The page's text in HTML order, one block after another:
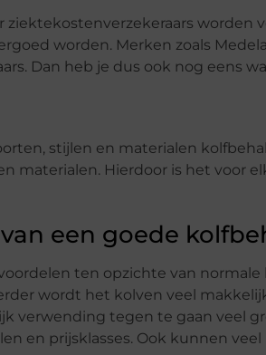
ziektekostenverzekeraars
worden. Merken zoals
Dan heb je dus ook nog eens
stijlen en materialen
materialen. Hierdoor is het voor
een goede
ten opzichte van normale
wordt het kolven veel
verwending tegen te gaan veel
en prijsklasses. Ook kunnen